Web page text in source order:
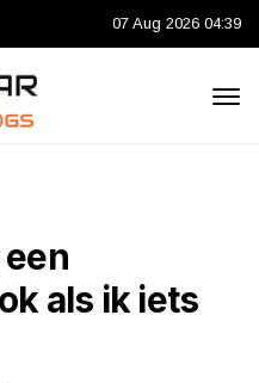
07 Aug 2026 04:39
als ik iets